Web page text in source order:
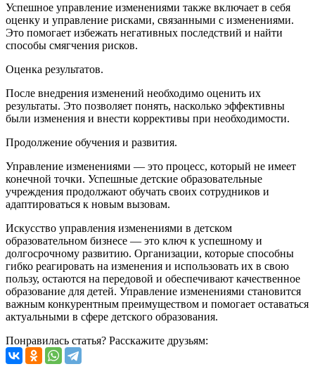
Успешное управление изменениями также включает в себя
оценку и управление рисками, связанными с изменениями.
Это помогает избежать негативных последствий и найти
способы смягчения рисков.
Оценка результатов.
После внедрения изменений необходимо оценить их
результаты. Это позволяет понять, насколько эффективны
были изменения и внести коррективы при необходимости.
Продолжение обучения и развития.
Управление изменениями — это процесс, который не имеет
конечной точки. Успешные детские образовательные
учреждения продолжают обучать своих сотрудников и
адаптироваться к новым вызовам.
Искусство управления изменениями в детском
образовательном бизнесе — это ключ к успешному и
долгосрочному развитию. Организации, которые способны
гибко реагировать на изменения и использовать их в свою
пользу, остаются на передовой и обеспечивают качественное
образование для детей. Управление изменениями становится
важным конкурентным преимуществом и помогает оставаться
актуальными в сфере детского образования.
Понравилась статья? Расскажите друзьям: